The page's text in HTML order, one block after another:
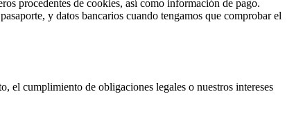
procedentes de cookies, así como información de pago.
y datos bancarios cuando tengamos que comprobar el
el cumplimiento de obligaciones legales o nuestros intereses